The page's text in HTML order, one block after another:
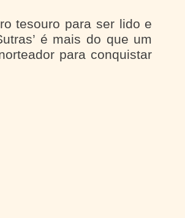
tesouro para ser lido e
é mais do que um
para conquistar